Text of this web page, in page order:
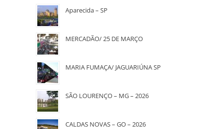
Aparecida – SP
MERCADÃO/ 25 DE MARÇO
MARIA FUMAÇA/ JAGUARIÚNA SP
SÃO LOURENÇO – MG – 2026
CALDAS NOVAS – GO – 2026